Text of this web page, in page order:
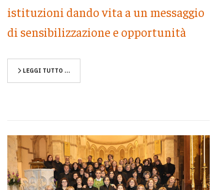
istituzioni dando vita a un messaggio
di sensibilizzazione e opportunità
LEGGI TUTTO …